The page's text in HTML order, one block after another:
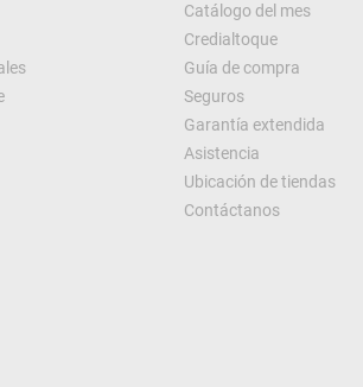
Catálogo del mes
Credialtoque
Guía de compra
Seguros
Garantía extendida
Asistencia
Ubicación de tiendas
Contáctanos